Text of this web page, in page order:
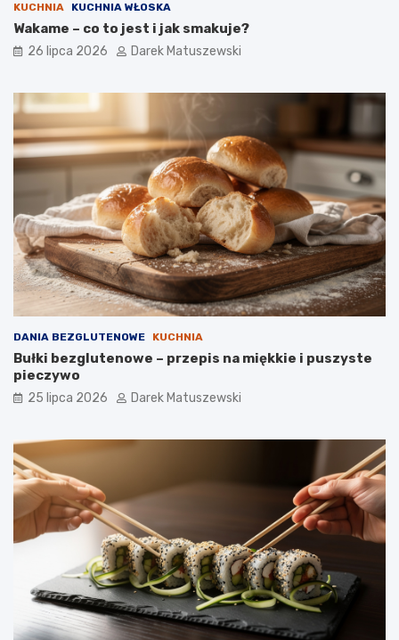
KUCHNIA KUCHNIA WŁOSKA
Wakame – co to jest i jak smakuje?
26 lipca 2026 Darek Matuszewski
DANIA BEZGLUTENOWE KUCHNIA
Bułki bezglutenowe – przepis na miękkie i puszyste
pieczywo
25 lipca 2026 Darek Matuszewski